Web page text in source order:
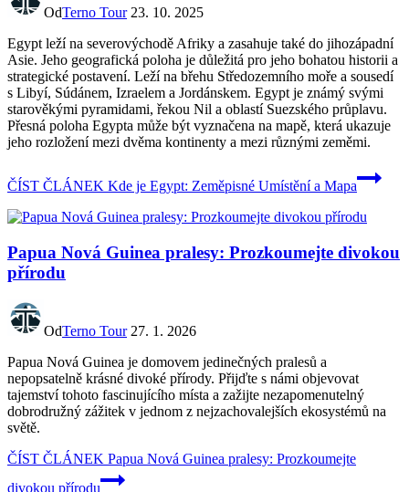
OdTerno Tour 23. 10. 2025
Egypt leží na severovýchodě Afriky a zasahuje také do jihozápadní
Asie. Jeho geografická poloha je důležitá pro jeho bohatou historii a
strategické postavení. Leží na břehu Středozemního moře a sousedí
s Libyí, Súdánem, Izraelem a Jordánskem. Egypt je známý svými
starověkými pyramidami, řekou Nil a oblastí Suezského průplavu.
Přesná poloha Egypta může být vyznačena na mapě, která ukazuje
jeho rozložení mezi dvěma kontinenty a mezi různými zeměmi.
ČÍST ČLÁNEK Kde je Egypt: Zeměpisné Umístění a Mapa
Papua Nová Guinea pralesy: Prozkoumejte divokou
přírodu
OdTerno Tour 27. 1. 2026
Papua Nová Guinea je domovem jedinečných pralesů a
nepopsatelně krásné divoké přírody. Přijďte s námi objevovat
tajemství tohoto fascinujícího místa a zažijte nezapomenutelný
dobrodružný zážitek v jednom z nejzachovalejších ekosystémů na
světě.
ČÍST ČLÁNEK Papua Nová Guinea pralesy: Prozkoumejte
divokou přírodu